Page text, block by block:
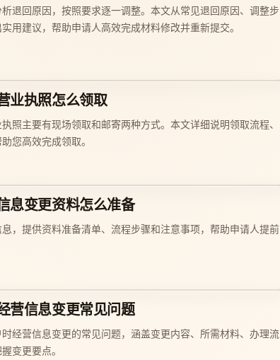
退回原因，按照要求逐一调整。本文从常见退回原因、调整步
用建议，帮助申请人高效完成材料修改并重新提交。
业执照怎么领取
照主要有现场领取和邮寄两种方式。本文详细说明领取流程、
您高效完成领取。
息变更资料怎么准备
，提供资料准备清单、流程步骤和注意事项，帮助申请人提前
营信息变更常见问题
经营信息变更的常见问题，涵盖变更内容、所需材料、办理流
变更要点。